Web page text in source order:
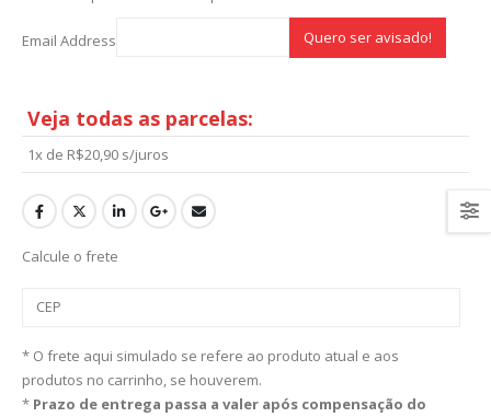
Email Address
Veja todas as parcelas:
1x de R$20,90 s/juros
Calcule o frete
* O frete aqui simulado se refere ao produto atual e aos
produtos no carrinho, se houverem.
* Prazo de entrega passa a valer após compensação do